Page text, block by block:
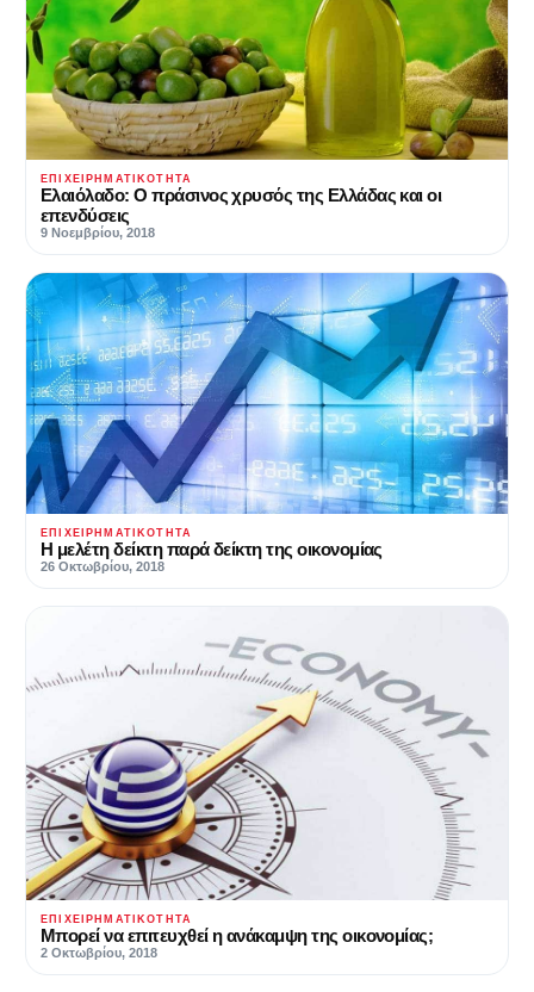
ΕΠΙΧΕΙΡΗΜΑΤΙΚΌΤΗΤΑ
Ελαιόλαδο: Ο πράσινος χρυσός της Ελλάδας και οι
επενδύσεις
9 Νοεμβρίου, 2018
ΕΠΙΧΕΙΡΗΜΑΤΙΚΌΤΗΤΑ
Η μελέτη δείκτη παρά δείκτη της οικονομίας
26 Οκτωβρίου, 2018
ΕΠΙΧΕΙΡΗΜΑΤΙΚΌΤΗΤΑ
Μπορεί να επιτευχθεί η ανάκαμψη της οικονομίας;
2 Οκτωβρίου, 2018